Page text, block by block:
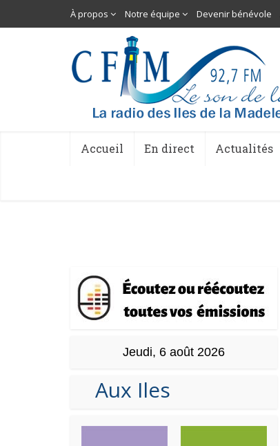
À propos Notre équipe Devenir bénévole
Accueil En direct Actualités
Jeudi, 6 août 2026
Aux Iles